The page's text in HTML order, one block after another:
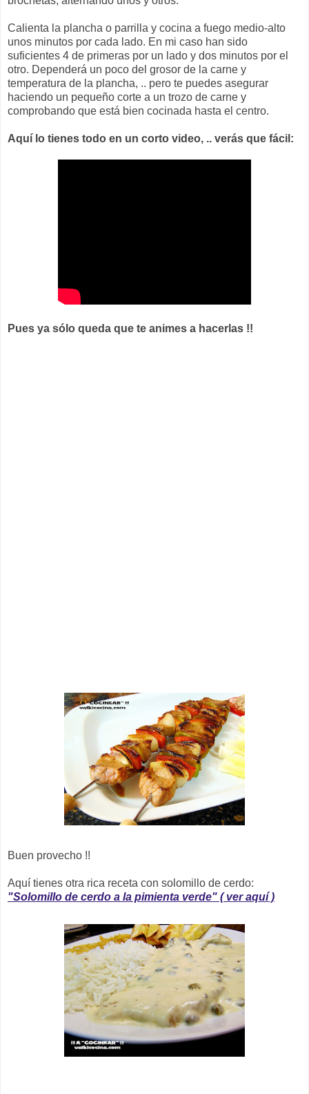
Calienta la plancha o parrilla y cocina a fuego medio-alto
unos minutos por cada lado. En mi caso han sido
suficientes 4 de primeras por un lado y dos minutos por el
otro. Dependerá un poco del grosor de la carne y
temperatura de la plancha, .. pero te puedes asegurar
haciendo un pequeño corte a un trozo de carne y
comprobando que está bien cocinada hasta el centro.
Aquí lo tienes todo en un corto video, .. verás que fácil:
Pues ya sólo queda que te animes a hacerlas !!
Buen provecho !!
Aquí tienes otra rica receta con solomillo de cerdo:
"Solomillo de cerdo a la pimienta verde" ( ver aquí )